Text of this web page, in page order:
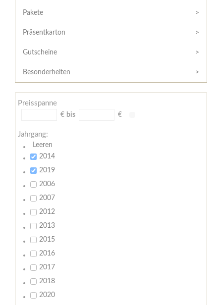
/
Widerrufsformular
AGB
Zahlungsbedingungen
Meine
Pakete
Präsentkarton
Gutscheine
Besonderheiten
Preisspanne
€ bis €
Jahrgang:
Leeren
2014
2019
2006
2007
2012
2013
2015
2016
2017
2018
2020